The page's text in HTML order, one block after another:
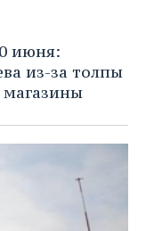
июня:
из-за толпы
магазины